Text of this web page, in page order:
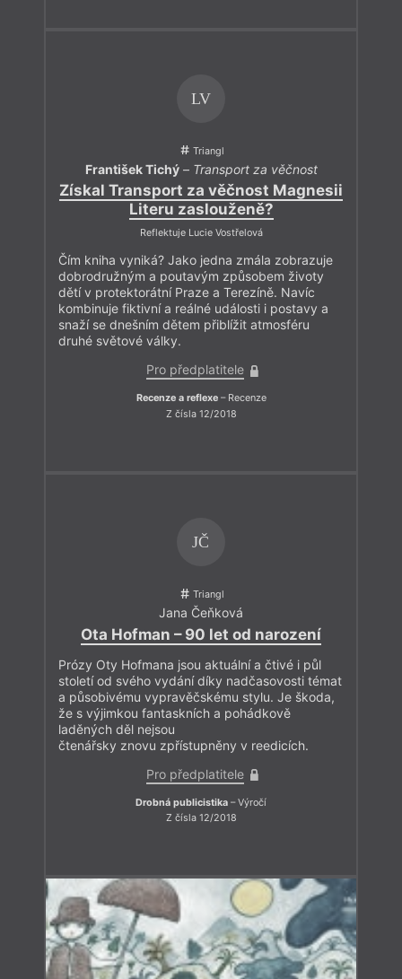
LV
Triangl
František Tichý– Transport za věčnost
Získal Transport za věčnost Magnesii
Literu zaslouženě?
Reflektuje Lucie Vostřelová
Čím kniha vyniká? Jako jedna zmála zobrazuje
dobrodružným a poutavým způsobem životy
dětí v protektorátní Praze a Terezíně. Navíc
kombinuje fiktivní a reálné události i postavy a
snaží se dnešním dětem přiblížit atmosféru
druhé světové války.
Pro předplatitele
Recenze a reflexe– Recenze
Z čísla 12/2018
JČ
Triangl
Jana Čeňková
Ota Hofman – 90 let od narození
Prózy Oty Hofmana jsou aktuální a čtivé i půl
století od svého vydání díky nadčasovosti témat
a působivému vypravěčskému stylu. Je škoda,
že s výjimkou fantaskních a pohádkově
laděných děl nejsou
čtenářsky znovu zpřístupněny v reedicích.
Pro předplatitele
Drobná publicistika – Výročí
Z čísla 12/2018